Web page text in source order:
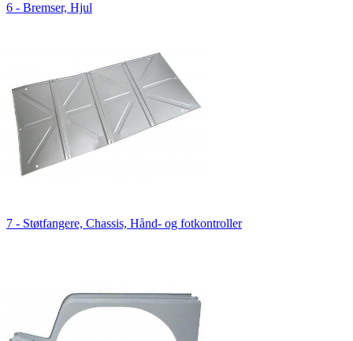
6 - Bremser, Hjul
7 - Støtfangere, Chassis, Hånd- og fotkontroller